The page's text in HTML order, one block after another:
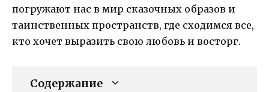
погружают нас в мир сказочных образов и
таинственных пространств, где сходимся все,
кто хочет выразить свою любовь и восторг.
Содержание